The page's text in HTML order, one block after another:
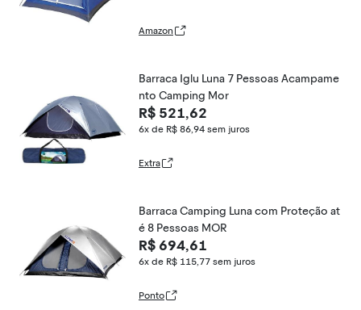
Amazon
Barraca Iglu Luna 7 Pessoas Acampame
nto Camping Mor
R$ 521,62
6x de R$ 86,94 sem juros
Extra
Barraca Camping Luna com Proteção at
é 8 Pessoas MOR
R$ 694,61
6x de R$ 115,77 sem juros
Ponto